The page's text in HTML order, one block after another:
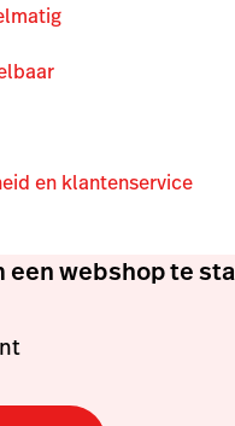
en klantenservice
een webshop te